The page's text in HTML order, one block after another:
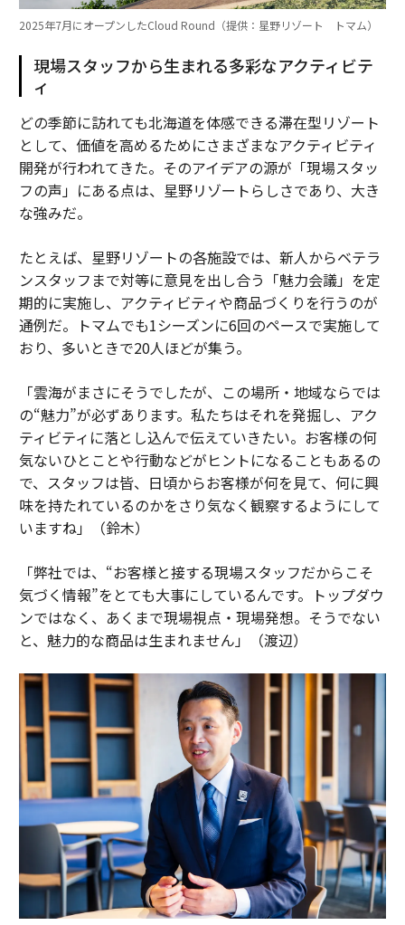
2025年7月にオープンしたCloud Round（提供：星野リゾート トマム）
現場スタッフから生まれる多彩なアクティビテ
ィ
どの季節に訪れても北海道を体感できる滞在型リゾート
として、価値を高めるためにさまざまなアクティビティ
開発が行われてきた。そのアイデアの源が「現場スタッ
フの声」にある点は、星野リゾートらしさであり、大き
な強みだ。
たとえば、星野リゾートの各施設では、新人からベテラ
ンスタッフまで対等に意見を出し合う「魅力会議」を定
期的に実施し、アクティビティや商品づくりを行うのが
通例だ。トマムでも1シーズンに6回のペースで実施して
おり、多いときで20人ほどが集う。
「雲海がまさにそうでしたが、この場所・地域ならでは
の“魅力”が必ずあります。私たちはそれを発掘し、アク
ティビティに落とし込んで伝えていきたい。お客様の何
気ないひとことや行動などがヒントになることもあるの
で、スタッフは皆、日頃からお客様が何を見て、何に興
味を持たれているのかをさり気なく観察するようにして
いますね」（鈴木）
「弊社では、“お客様と接する現場スタッフだからこそ
気づく情報”をとても大事にしているんです。トップダウ
ンではなく、あくまで現場視点・現場発想。そうでない
と、魅力的な商品は生まれません」（渡辺）